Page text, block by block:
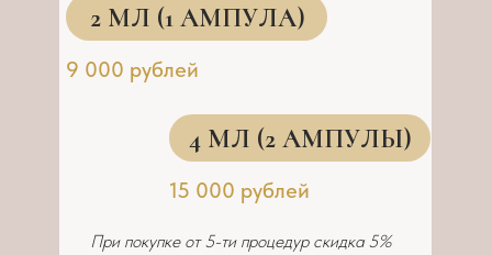
9 000 рублей
15 000 рублей
При покупке от 5-ти процедур скидка 5%
4 МЛ (2 АМПУЛЫ)
2 МЛ (1 АМПУЛА)